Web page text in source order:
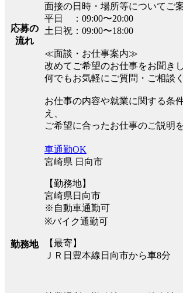
応募の
流れ
面接の日時・場所等についてご
平日 ：09:00〜20:00
土日祝：09:00〜18:00
≪面談・お仕事案内≫
改めてご希望のお仕事をお聞きし
何でもお気軽にご質問・ご相談
お仕事の内容や就業に関する条
え、
ご希望に合ったお仕事のご説明
勤務地
車通勤OK
宮崎県 日向市
【勤務地】
宮崎県日向市
※自動車通勤可
※バイク通勤可
【最寄】
ＪＲ日豊本線日向市から車8分